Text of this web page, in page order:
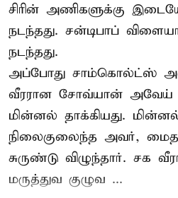
சிரின் அணிகளுக்கு
நடந்தது. சன்டிபாப்
நடந்தது.
அப்போது சாம்கொல்ட்ஸ்
வீரரான சோவ்யான் அவேய்
மின்னல் தாக்கியது.
நிலைகுலைந்த அவர்,
சுருண்டு விழுந்தார். சக
மருத்துவ குழுவ ...